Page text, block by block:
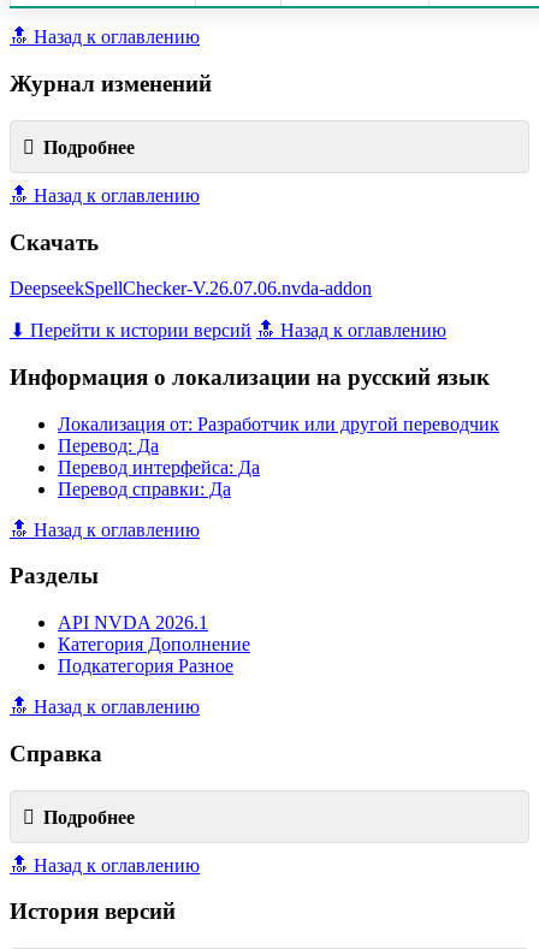
🔝 Назад к оглавлению
Журнал изменений
Подробнее
🔝 Назад к оглавлению
Скачать
DeepseekSpellChecker-V.26.07.06.nvda-addon
⬇ Перейти к истории версий 🔝 Назад к оглавлению
Информация о локализации на русский язык
Локализация от: Разработчик или другой переводчик
Перевод: Да
Перевод интерфейса: Да
Перевод справки: Да
🔝 Назад к оглавлению
Разделы
API NVDA 2026.1
Категория Дополнение
Подкатегория Разное
🔝 Назад к оглавлению
Справка
Подробнее
🔝 Назад к оглавлению
История версий